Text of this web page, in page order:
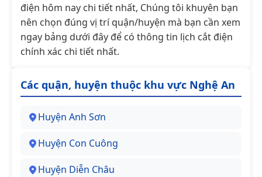
điện hôm nay chi tiết nhất, Chúng tôi khuyên bạn
nên chọn đúng vị trí quận/huyện mà bạn cần xem
ngay bảng dưới đây để có thông tin lịch cắt điện
chính xác chi tiết nhất.
Các quận, huyện thuộc khu vực Nghệ An
Huyện Anh Sơn
Huyện Con Cuông
Huyện Diễn Châu